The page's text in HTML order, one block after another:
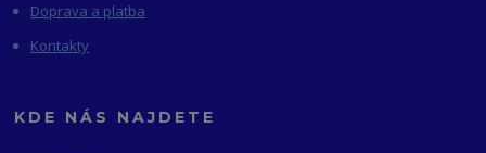
Doprava a platba
Kontakty
KDE NÁS NAJDETE